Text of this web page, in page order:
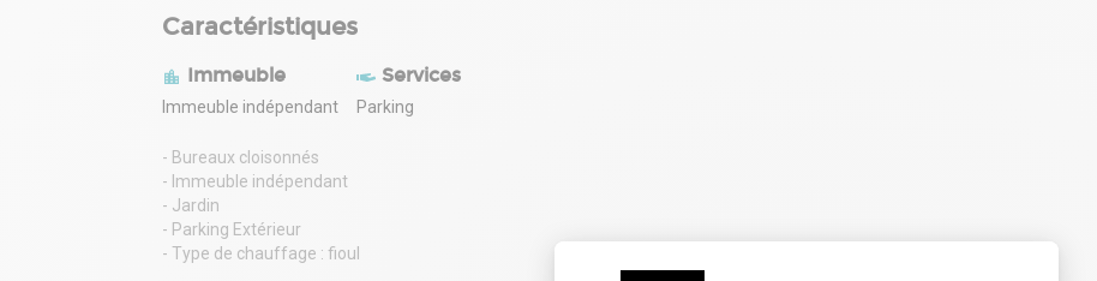
Caractéristiques
Immeuble
Immeuble indépendant
Services
Parking
- Bureaux cloisonnés
- Immeuble indépendant
- Jardin
- Parking Extérieur
- Type de chauffage : fioul